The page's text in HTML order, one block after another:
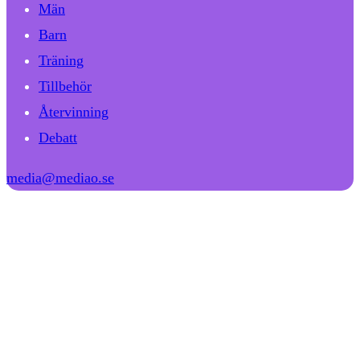
Män
Barn
Träning
Tillbehör
Återvinning
Debatt
media@mediao.se